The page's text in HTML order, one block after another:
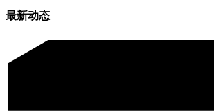
最新动态